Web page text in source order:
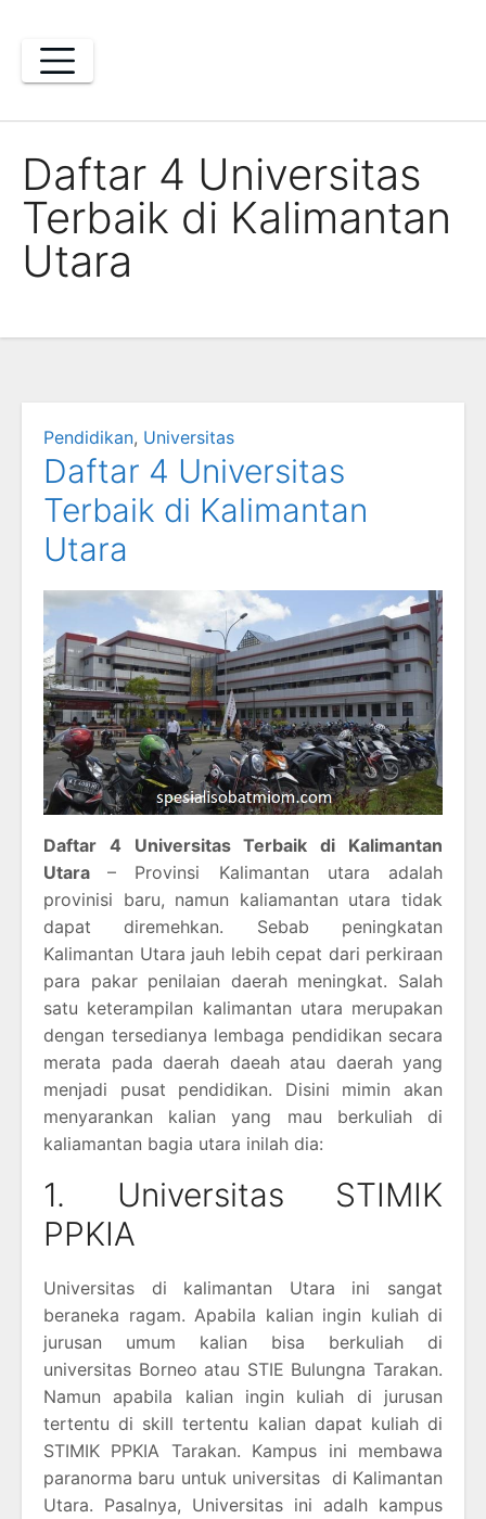
content
Daftar 4 Universitas
Terbaik di Kalimantan
Utara
Pendidikan, Universitas
Daftar 4 Universitas
Terbaik di Kalimantan
Utara
Daftar 4 Universitas Terbaik di Kalimantan
Utara– Provinsi Kalimantan utara adalah
provinisi baru, namun kaliamantan utara tidak
dapat diremehkan. Sebab peningkatan
Kalimantan Utara jauh lebih cepat dari perkiraan
para pakar penilaian daerah meningkat. Salah
satu keterampilan kalimantan utara merupakan
dengan tersedianya lembaga pendidikan secara
merata pada daerah daeah atau daerah yang
menjadi pusat pendidikan. Disini mimin akan
menyarankan kalian yang mau berkuliah di
kaliamantan bagia utara inilah dia:
1. Universitas STIMIK
PPKIA
Universitas di kalimantan Utara ini sangat
beraneka ragam. Apabila kalian ingin kuliah di
jurusan umum kalian bisa berkuliah di
universitas Borneo atau STIE Bulungna Tarakan.
Namun apabila kalian ingin kuliah di jurusan
tertentu di skill tertentu kalian dapat kuliah di
STIMIK PPKIA Tarakan. Kampus ini membawa
paranorma baru untuk universitas di Kalimantan
Utara. Pasalnya, Universitas ini adalh kampus